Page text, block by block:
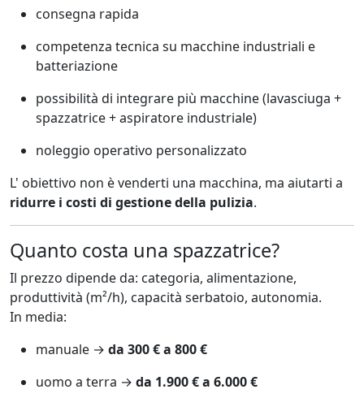
consegna rapida
competenza tecnica su macchine industriali e
batteriazione
possibilità di integrare più macchine (lavasciuga +
spazzatrice + aspiratore industriale)
noleggio operativo personalizzato
L' obiettivo non è venderti una macchina, ma aiutarti a
ridurre i costi di gestione della pulizia.
Quanto costa una spazzatrice?
Il prezzo dipende da: categoria, alimentazione,
produttività (m²/h), capacità serbatoio, autonomia.
In media:
manuale → da 300 € a 800 €
uomo a terra → da 1.900 € a 6.000 €